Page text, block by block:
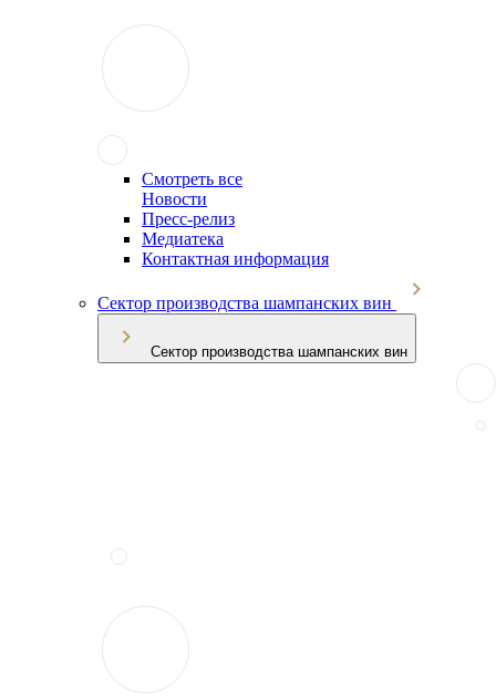
Смотреть все
Новости
Пресс-релиз
Медиатека
Контактная информация
Сектор производства шампанских вин
Сектор производства шампанских вин